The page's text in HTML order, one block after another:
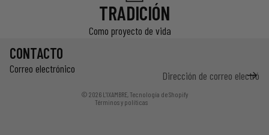
TRADICIÓN
Como proyecto de vida
CONTACTO
Correo electrónico
© 2026 L'IXAMBRE Tecnología de Shopify
Términos y políticas